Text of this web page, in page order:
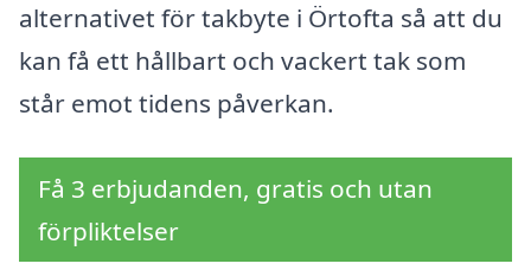
alternativet för takbyte i Örtofta så att du
kan få ett hållbart och vackert tak som
står emot tidens påverkan.
Få 3 erbjudanden, gratis och utan
förpliktelser